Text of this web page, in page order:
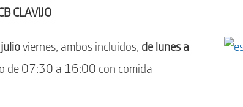
CLAVIJO
viernes, ambos incluidos, de lunes a
de 07:30 a 16:00 con comida